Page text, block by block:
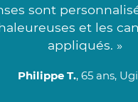
sont
et les
appliqués. »
Philippe T., 65 ans,